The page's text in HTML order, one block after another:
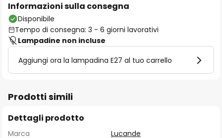
Informazioni sulla consegna
Disponibile
Tempo di consegna: 3 - 6 giorni lavorativi
Lampadine non incluse
Aggiungi ora la lampadina E27 al tuo carrello
Prodotti simili
Dettagli prodotto
Marca
Lucande